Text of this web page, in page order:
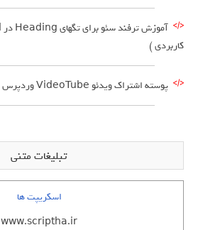
کاربردی )
پوسته اشتراک ویدئو VideoTube وردپرس
تبلیغات متنی
اسکریپت ها
www.scriptha.ir